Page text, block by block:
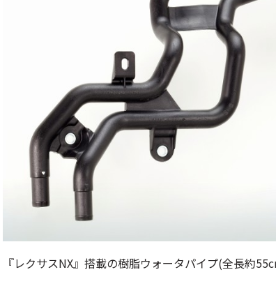
『レクサスNX』搭載の樹脂ウォータパイプ(全長約